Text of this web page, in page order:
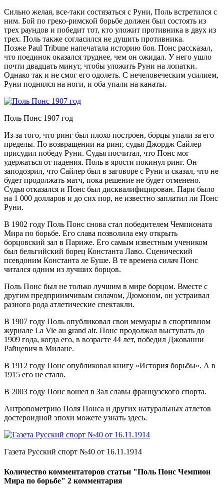
Сильно желая, все-таки состязаться с Руни, Поль встретился с
ним. Бой по греко-римской борьбе должен был состоять из
трех раундов и победит тот, кто уложит противника в двух из
трех. Поль также согласился не душить противника.
Позже Paul Tribune напечатала историю боя. Понс рассказал,
что поединок оказался труднее, чем он ожидал. У него ушло
почти двадцать минут, чтобы уложить Руни на лопатки.
Однако так и не смог его одолеть. С нечеловеческим усилием,
Руни поднялся на ноги, и оба упали на канаты.
Поль Понс 1907 год
Из-за того, что ринг был плохо построен, борцы упали за его
пределы. По возвращении на ринг, судья Джордж Сайлер
присудил победу Руни. Судья посчитал, что Понс мог
удержаться от падения. Поль в ярости покинул ринг. Он
заподозрил, что Сайлер был в заговоре с Руни и сказал, что не
будет продолжать матч, пока решение не будет отменено.
Судья отказался и Понс был дисквалифицирован. Пари было
на 1 000 долларов и до сих пор, не известно заплатил ли Понс
Руни.
В 1902 году Поль Понс снова стал победителем Чемпионата
Мира по борьбе. Его слава позволила ему открыть
борцовский зал в Париже. Его самым известным учеником
был бельгийский борец Константа Лаво. Сценический
псевдоним Константа ле Буше. В те времена силач Понс
читался одним из лучших борцов.
Поль Понс был не только лучшим в мире борцом. Вместе с
другим предприимчивым силачом, Дюмоном, он устраивал
разного рода атлетические спектакли.
В 1907 году Поль опубликовал свои мемуары в спортивном
журнале La Vie au grand air. Понс продолжал выступать до
1909 года, когда его, в возрасте 44 лет, победил Джованни
Райцевич в Милане.
В 1912 году Понс опубликовал книгу «История борьбы». А в
1915 его не стало.
В 2003 году Понс вошел в Зал славы французского спорта.
Антропометрию Поля Понса и других натуральных атлетов
достероидной эпохи можете узнать здесь.
Газета Русский спорт №40 от 16.11.1914
Количество комментаторов статьи "Поль Понс Чемпион
Мира по борьбе" 2 комментария